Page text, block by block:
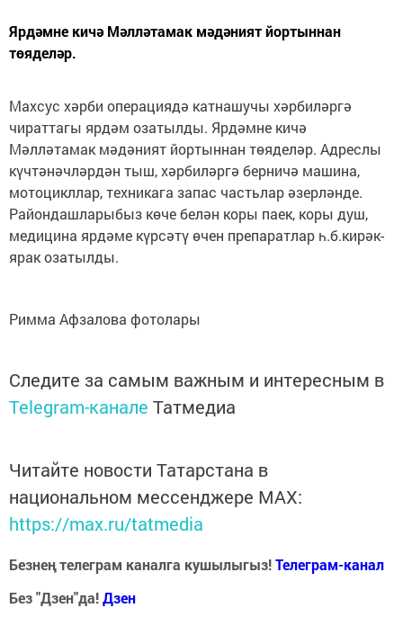
Ярдәмне кичә Мәлләтамак мәдәният йортыннан
төяделәр.
Махсус хәрби операциядә катнашучы хәрбиләргә
чираттагы ярдәм озатылды. Ярдәмне кичә
Мәлләтамак мәдәният йортыннан төяделәр. Адреслы
күчтәнәчләрдән тыш, хәрбиләргә берничә машина,
мотоцикллар, техникага запас частьлар әзерләнде.
Райондашларыбыз көче белән коры паек, коры душ,
медицина ярдәме күрсәтү өчен препаратлар һ.б.кирәк-
ярак озатылды.
Римма Афзалова фотолары
Следите за самым важным и интересным в
Telegram-канале Татмедиа
Читайте новости Татарстана в
национальном мессенджере MАХ:
https://max.ru/tatmedia
Безнең телеграм каналга кушылыгыз!Телеграм-канал
Без "Дзен"да!Дзен